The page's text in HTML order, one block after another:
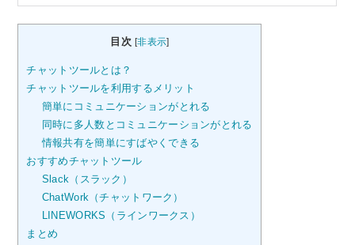
目次 [非表示]
チャットツールとは？
チャットツールを利用するメリット
簡単にコミュニケーションがとれる
同時に多人数とコミュニケーションがとれる
情報共有を簡単にすばやくできる
おすすめチャットツール
Slack（スラック）
ChatWork（チャットワーク）
LINEWORKS（ラインワークス）
まとめ